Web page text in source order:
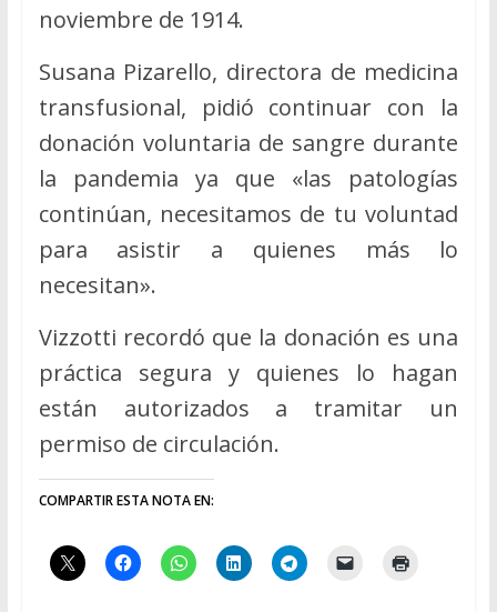
noviembre de 1914.
Susana Pizarello, directora de medicina
transfusional, pidió continuar con la
donación voluntaria de sangre durante
la pandemia ya que «las patologías
continúan, necesitamos de tu voluntad
para asistir a quienes más lo
necesitan».
Vizzotti recordó que la donación es una
práctica segura y quienes lo hagan
están autorizados a tramitar un
permiso de circulación.
COMPARTIR ESTA NOTA EN: